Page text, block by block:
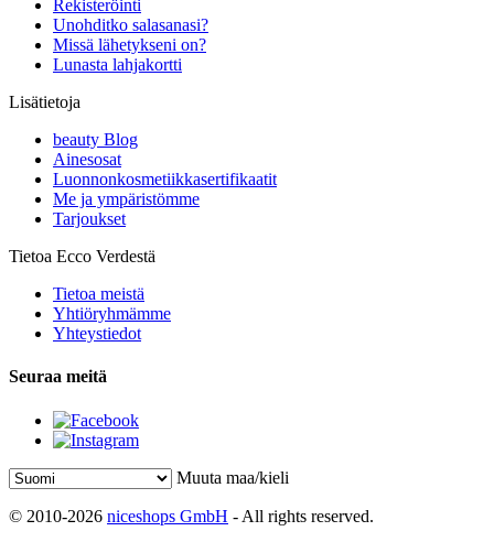
Rekisteröinti
Unohditko salasanasi?
Missä lähetykseni on?
Lunasta lahjakortti
Lisätietoja
beauty Blog
Ainesosat
Luonnonkosmetiikkasertifikaatit
Me ja ympäristömme
Tarjoukset
Tietoa Ecco Verdestä
Tietoa meistä
Yhtiöryhmämme
Yhteystiedot
Seuraa meitä
Muuta maa/kieli
© 2010-2026 niceshops GmbH - All rights reserved.